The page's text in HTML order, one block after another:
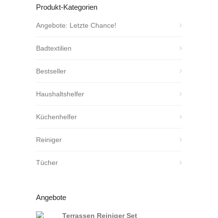
Produkt-Kategorien
Angebote: Letzte Chance!
Badtextilien
Bestseller
Haushaltshelfer
Küchenhelfer
Reiniger
Tücher
Angebote
Terrassen Reiniger Set